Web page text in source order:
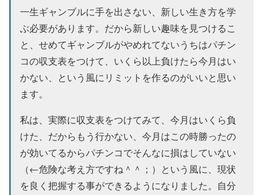
一生ギャンブルに手を出さない、新しい生き方を学
ぶ必要があります。だから新しい趣味を見つけるこ
と、せめてギャンブルがやめれてないうちはパチン
コの収支表をつけて、いくら以上負けたら今月はい
かない、という風にリミットを作るのがいいと思い
ます。
私は、実際に収支表をつけてみて、今月はいくら負
けた、だからもう行かない、今月はこの時勝ったの
が効いてるからパチンコでそんなに損はしていない
（←危険な考え方ですね＾＾；）という風に、現状
を良く把握する事ができるようになりました。 自分